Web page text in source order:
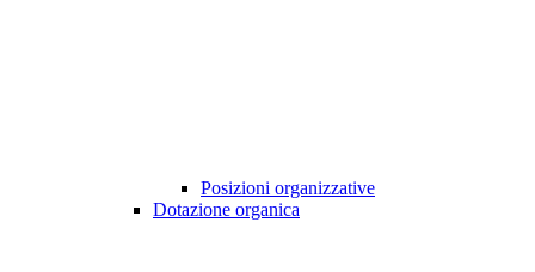
Posizioni organizzative
Dotazione organica